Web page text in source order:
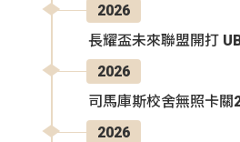
2026
長耀盃未來聯盟開打
2026
司馬庫斯校舍無照卡關
2026